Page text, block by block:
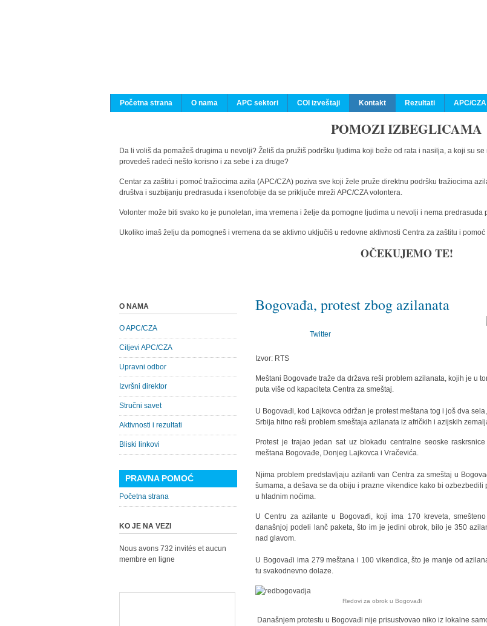
Početna strana
O nama APC sektori COI izveštaji Kontakt Rezultati APC/
POMOZI IZBEGLICAMA
Da li voliš da pomažeš drugima u nevolji? Želiš da pružiš podršku ljudima koji beže od rata i nasilja, a koji su
provedeš radeći nešto korisno i za sebe i za druge?
Centar za zaštitu i pomoć tražiocima azila (APC/CZA) poziva sve koji žele pruže direktnu podršku tražiocima
društva i suzbijanju predrasuda i ksenofobije da se priključe mreži APC/CZA volontera.
Volonter može biti svako ko je punoletan, ima vremena i želje da pomogne ljudima u nevolji i nema
Ukoliko imaš želju da pomogneš i vremena da se aktivno uključiš u redovne aktivnosti Centra za zaštitu i
OČEKUJEMO TE!
Bogovađa, protest zbog azilanata
Twitter
Izvor: RTS
Meštani Bogovađe traže da država reši problem azilanata, kojih je u
puta više od kapaciteta Centra za smeštaj.
U Bogovađi, kod Lajkovca održan je protest meštana tog i još dva
Srbija hitno reši problem smeštaja azilanata iz afričkih i azijskih
Protest je trajao jedan sat uz blokadu centralne seoske
meštana Bogovađe, Donjeg Lajkovca i Vračevića.
Njima problem predstavljaju azilanti van Centra za smeštaj u
šumama, a dešava se da obiju i prazne vikendice kako bi ozbezbedili
u hladnim noćima.
U Centru za azilante u Bogovađi, koji ima 170 kreveta,
današnjoj podeli lanč paketa, što im je jedini obrok, bilo je 350
nad glavom.
U Bogovađi ima 279 meštana i 100 vikendica, što je manje od
tu svakodnevno dolaze.
Redovi za obrok u Bogovađi
Današnjem protestu u Bogovađi nije prisustvovao niko iz lokalne
O NAMA
O APC/CZA
Ciljevi APC/CZA
Upravni odbor
Izvršni direktor
Stručni savet
Aktivnosti i rezultati
Bliski linkovi
PRAVNA POMOĆ
Početna strana
KO JE NA VEZI
Nous avons 732 invités et aucun
membre en ligne